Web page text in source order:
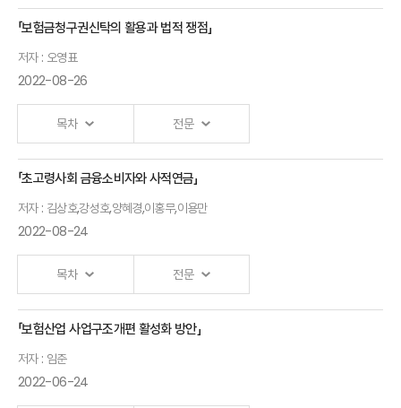
2023년
보험연구원
동향분석실장
2023년
보험산업 과제
연구조정실장
보험가격규제관련
박소정 교수
(서울대학교
경영전문대학)
「보험금청구권신탁의 활용과 법적 쟁점」
저자 : 오영표
2022-08-26
목차 전문
보험금청구권신탁의
활용과 법적 쟁점
(신영증권
패닐리헤리티지
본부장)
「초고령사회 금융소비자와 사적연금」
저자 : 김상호,강성호,양혜경,이홍무,이용만
2022-08-24
목차 전문
발표자 : 김상호
「보험산업 사업구조개편 활성화 방안」
저자 : 임준
2022-06-24